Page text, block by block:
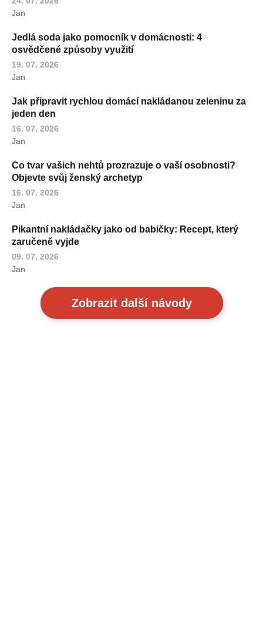
Jan
Jedlá soda jako pomocník v domácnosti: 4
osvědčené způsoby využití
19. 07. 2026
Jan
Jak připravit rychlou domácí nakládanou zeleninu za
jeden den
16. 07. 2026
Jan
Co tvar vašich nehtů prozrazuje o vaší osobnosti?
Objevte svůj ženský archetyp
16. 07. 2026
Jan
Pikantní nakládačky jako od babičky: Recept, který
zaručeně vyjde
09. 07. 2026
Jan
Zobrazit další návody